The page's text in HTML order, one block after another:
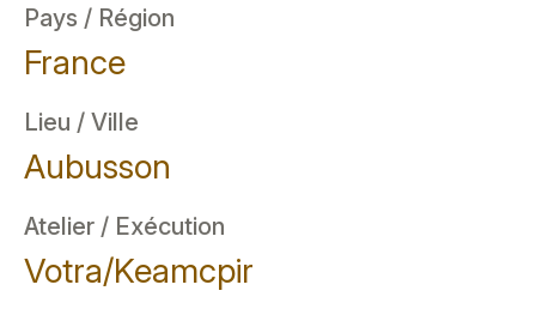
Pays / Région
France
Lieu / Ville
Aubusson
Atelier / Exécution
Votra/Keamcpir